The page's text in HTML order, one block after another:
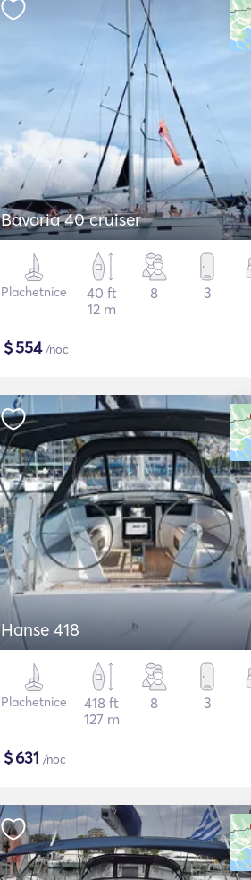
Bavaria 40 cruiser
Plachetnice
40 ft
12 m
8 3
$554/noc
Hanse 418
Plachetnice
418 ft
127 m
8 3
$631 /noc